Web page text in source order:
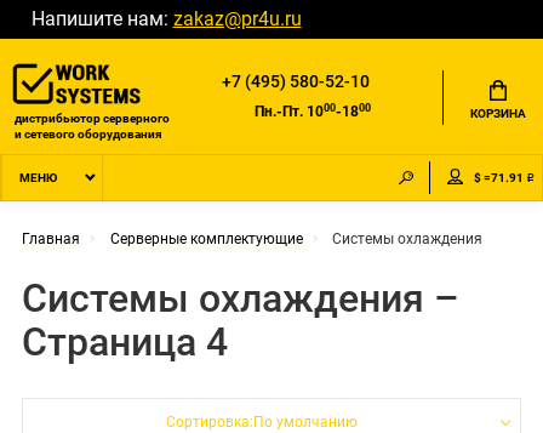
Напишите нам: zakaz@pr4u.ru
дистрибьютор серверного
и сетевого оборудования
+7 (495) 580-52-10
Пн.-Пт. 1000-1800 КОРЗИНА
МЕНЮ $ =71.91 ₽
Главная Серверные комплектующие Системы охлаждения
Системы охлаждения –
Страница 4
Сортировка:По умолчанию